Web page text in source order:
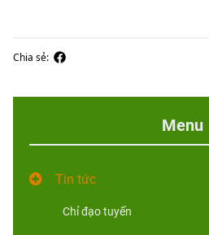
Chia sẻ:
Menu
Tin tức
Chỉ đạo tuyến